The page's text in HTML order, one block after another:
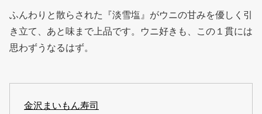
ふんわりと散らされた『淡雪塩』がウニの甘みを優しく引
き立て、あと味まで上品です。ウニ好きも、この１貫には
思わずうなるはず。
金沢まいもん寿司